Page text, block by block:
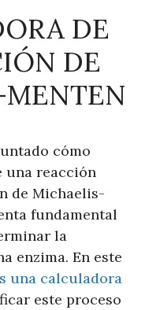
DE
DE
cómo
una reacción
de Michaelis-
fundamental
la
enzima. En este
una calculadora
este proceso